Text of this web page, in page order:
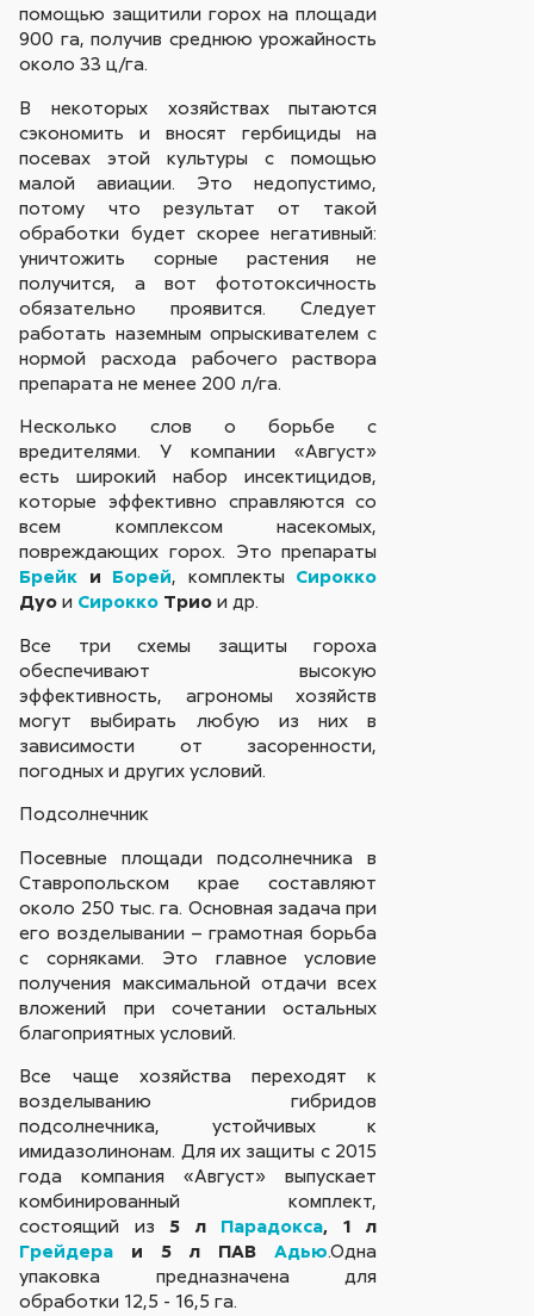
помощью защитили горох на площади
900 га, получив среднюю урожайность
около 33 ц/га.
В некоторых хозяйствах пытаются
сэкономить и вносят гербициды на
посевах этой культуры с помощью
малой авиации. Это недопустимо,
потому что результат от такой
обработки будет скорее негативный:
уничтожить сорные растения не
получится, а вот фототоксичность
обязательно проявится. Следует
работать наземным опрыскивателем с
нормой расхода рабочего раствора
препарата не менее 200 л/га.
Несколько слов о борьбе с
вредителями. У компании «Август»
есть широкий набор инсектицидов,
которые эффективно справляются со
всем комплексом насекомых,
повреждающих горох. Это препараты
Брейк и Борей, комплекты Сирокко
Дуо и Сирокко Трио и др.
Все три схемы защиты гороха
обеспечивают высокую
эффективность, агрономы хозяйств
могут выбирать любую из них в
зависимости от засоренности,
погодных и других условий.
Подсолнечник
Посевные площади подсолнечника в
Ставропольском крае составляют
около 250 тыс. га. Основная задача при
его возделывании – грамотная борьба
с сорняками. Это главное условие
получения максимальной отдачи всех
вложений при сочетании остальных
благоприятных условий.
Все чаще хозяйства переходят к
возделыванию гибридов
подсолнечника, устойчивых к
имидазолинонам. Для их защиты с 2015
года компания «Август» выпускает
комбинированный комплект,
состоящий из5 л Парадокса, 1 л
Грейдера и 5 л ПАВАдью.Одна
упаковка предназначена для
обработки 12,5 - 16,5 га.